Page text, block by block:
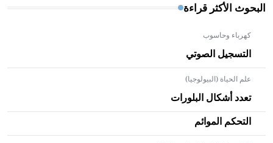
البحوث الأكثر قراءة
كهرباء وحاسوب
التسجيل الصوتي
علم الحياة (البيولوجيا)
تعدد أشكال البلورات
التحكم الموائم